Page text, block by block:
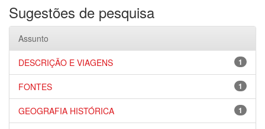
Sugestões de pesquisa
Assunto
1
DESCRIÇÃO E VIAGENS
1
FONTES
1
GEOGRAFIA HISTÓRICA